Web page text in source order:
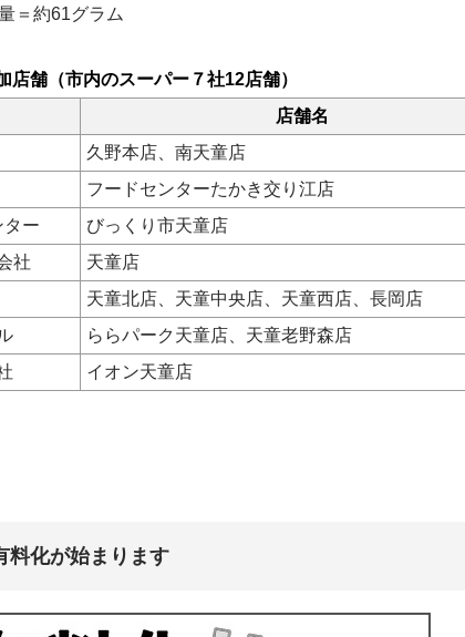
＝約61グラム
店舗（市内のスーパー７社12店舗）
店舗名
久野本店、南天童店
フードセンターたかき交り江店
ー
びっくり市天童店
社
天童店
天童北店、天童中央店、天童西店、長岡店
ららパーク天童店、天童老野森店
イオン天童店
料化が始まります